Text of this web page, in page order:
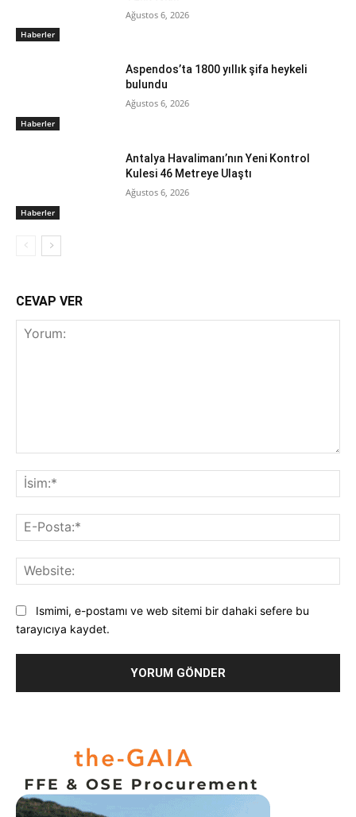
Haberler
Ağustos 6, 2026
Haberler
Aspendos’ta 1800 yıllık şifa heykeli
bulundu
Ağustos 6, 2026
Haberler
Antalya Havalimanı’nın Yeni Kontrol
Kulesi 46 Metreye Ulaştı
Ağustos 6, 2026
CEVAP VER
Ismimi, e-postamı ve web sitemi bir dahaki sefere bu
tarayıcıya kaydet.